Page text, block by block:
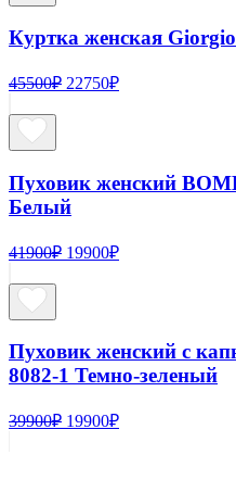
Куртка женская
45500₽ Первоначальная
22750₽Текущая
Пуховик женский
Белый
41900₽ Первоначальная
19900₽Текущая
Пуховик женский с
8082-1 Темно-зеленый
39900₽ Первоначальная
19900₽Текущая